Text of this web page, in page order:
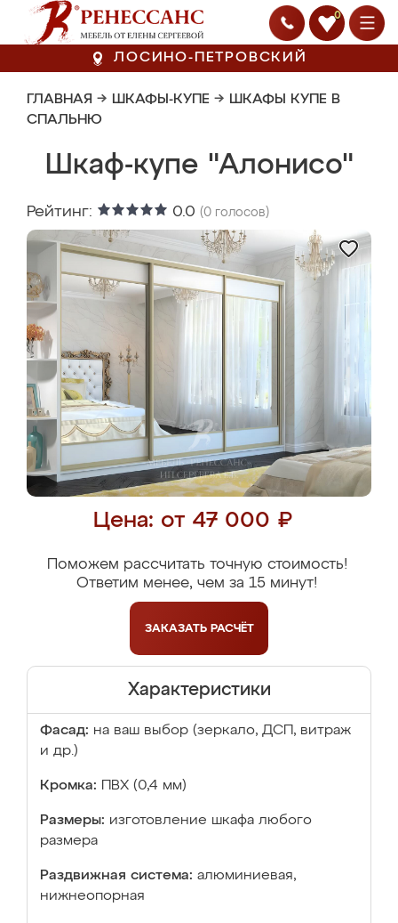
0
ЛОСИНО-ПЕТРОВСКИЙ
ГЛАВНАЯ → ШКАФЫ-КУПЕ → ШКАФЫ КУПЕ В
СПАЛЬНЮ
Шкаф-купе "Алонисо"
Рейтинг: 0.0 (0 голосов)
Цена: от 47 000 ₽
Поможем рассчитать точную стоимость!
Ответим менее, чем за 15 минут!
ЗАКАЗАТЬ РАСЧЁТ
Характеристики
Фасад: на ваш выбор (зеркало, ДСП, витраж
и др.)
Кромка: ПВХ (0,4 мм)
Размеры: изготовление шкафа любого
размера
Раздвижная система: алюминиевая,
нижнеопорная